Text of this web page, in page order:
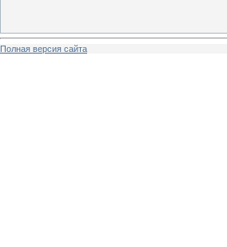
Полная версия сайта